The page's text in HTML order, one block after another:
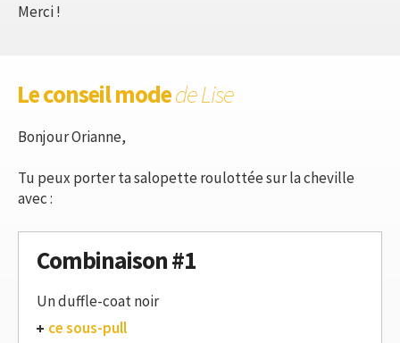
Merci !
Le conseil modede Lise
Bonjour Orianne,
Tu peux porter ta salopette roulottée sur la cheville
avec :
Combinaison #1
Un duffle-coat noir
ce sous-pull